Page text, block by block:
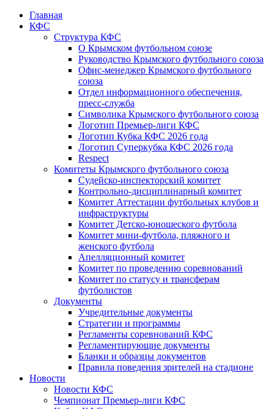
Главная
КФС
Структура КФС
О Крымском футбольном союзе
Руководство Крымского футбольного союза
Офис-менеджер Крымского футбольного
союза
Отдел информационного обеспечения,
пресс-служба
Символика Крымского футбольного союза
Логотип Премьер-лиги КФС
Логотип Кубка КФС 2026 года
Логотип Суперкубка КФС 2026 года
Respect
Комитеты Крымского футбольного союза
Судейско-инспекторский комитет
Контрольно-дисциплинарный комитет
Комитет Аттестации футбольных клубов и
инфраструктуры
Комитет Детско-юношеского футбола
Комитет мини-футбола, пляжного и
женского футбола
Апелляционный комитет
Комитет по проведению соревнований
Комитет по статусу и трансферам
футболистов
Документы
Учредительные документы
Стратегии и программы
Регламенты соревнований КФС
Регламентирующие документы
Бланки и образцы документов
Правила поведения зрителей на стадионе
Новости
Новости КФС
Чемпионат Премьер-лиги КФС